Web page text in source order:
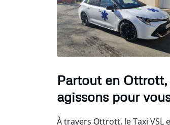
Partout en Ottrott,
agissons pour
À travers Ottrott, le Taxi VSL